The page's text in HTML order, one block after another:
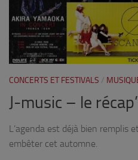
CONCERTS ET FESTIVALS /
J-music – le
L’agenda est déjà bien remplis
embêter cet automne.